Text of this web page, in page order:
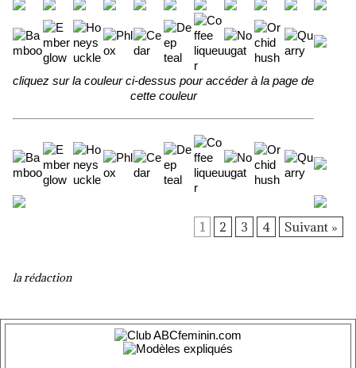
cliquez sur la couleur ci-dessus pour accéder à la page de
cette couleur
1 2 3 4 Suivant »
la rédaction